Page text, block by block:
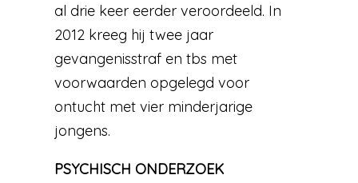
al drie keer eerder veroordeeld. In
2012 kreeg hij twee jaar
gevangenisstraf en tbs met
voorwaarden opgelegd voor
ontucht met vier minderjarige
jongens.
PSYCHISCH ONDERZOEK